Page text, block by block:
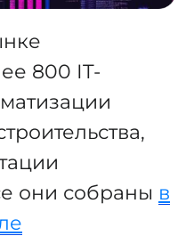
800 IT-
они собраны в